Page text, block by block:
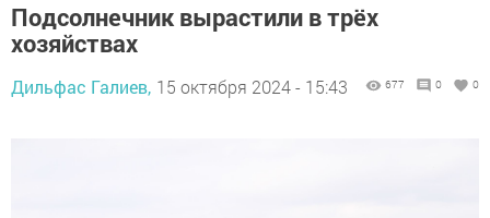
Подсолнечник вырастили в трёх
хозяйствах
Дильфас Галиев, 15 октября 2024 - 15:43 677 0 0